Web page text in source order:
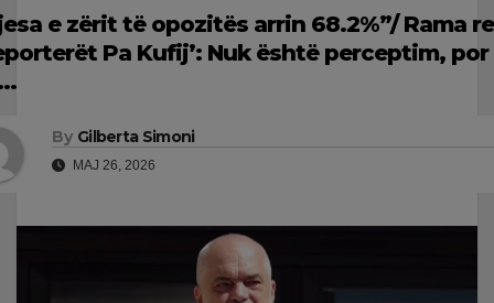
e zërit të opozitës arrin 68.2%”/ Rama
Pa Kufij’: Nuk është perceptim,
By Gilberta Simoni
MAJ 26, 2026